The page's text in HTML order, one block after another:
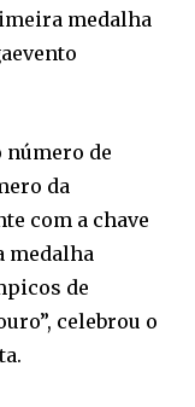
medalha
número de
da
com a chave
medalha
de
celebrou o